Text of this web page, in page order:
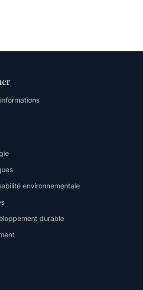
environnementale
durable